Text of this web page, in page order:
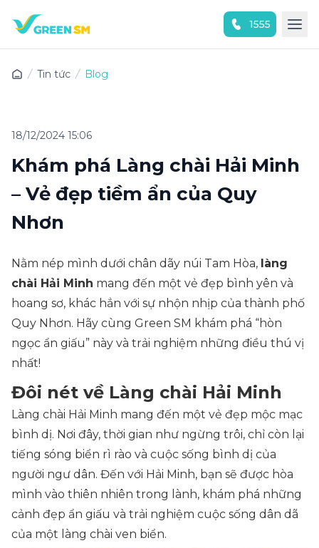
1555
Tin tức Blog
18/12/2024 15:06
Khám phá Làng chài Hải Minh
– Vẻ đẹp tiềm ẩn của Quy
Nhơn
Nằm nép mình dưới chân dãy núi Tam Hòa, làng
chài Hải Minh mang đến một vẻ đẹp bình yên và
hoang sơ, khác hẳn với sự nhộn nhịp của thành phố
Quy Nhơn. Hãy cùng Green SM khám phá “hòn
ngọc ẩn giấu” này và trải nghiệm những điều thú vị
nhất!
Đôi nét về Làng chài Hải Minh
Làng chài Hải Minh mang đến một vẻ đẹp mộc mạc
bình dị. Nơi đây, thời gian như ngừng trôi, chỉ còn lại
tiếng sóng biển rì rào và cuộc sống bình dị của
người ngư dân. Đến với Hải Minh, bạn sẽ được hòa
mình vào thiên nhiên trong lành, khám phá những
cảnh đẹp ẩn giấu và trải nghiệm cuộc sống dân dã
của một làng chài ven biển.